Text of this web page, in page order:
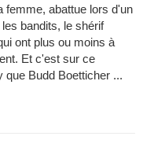
femme, abattue lors d'un
bandits, le shérif
ont plus ou moins à
Et c'est sur ce
que Budd Boetticher ...